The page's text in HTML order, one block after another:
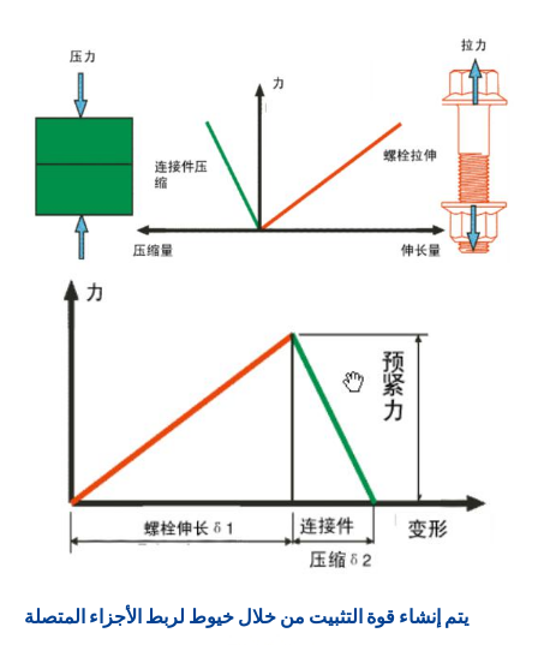
يتم إنشاء قوة التثبيت من خلال خيوط لربط الأجزاء المتصلة